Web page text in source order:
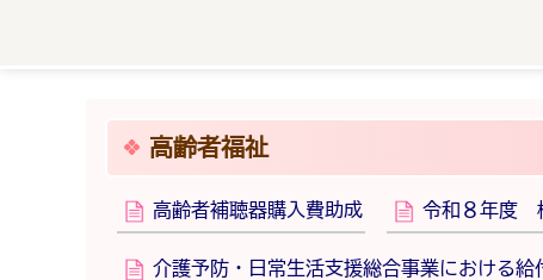
高齢者福祉
高齢者補聴器購入費助成 令和８年度
介護予防・日常生活支援総合事業における給